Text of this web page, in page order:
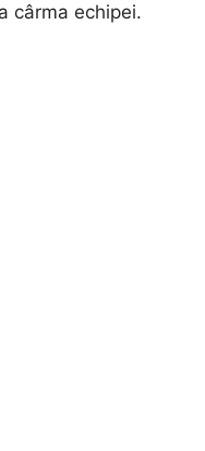
cârma echipei.